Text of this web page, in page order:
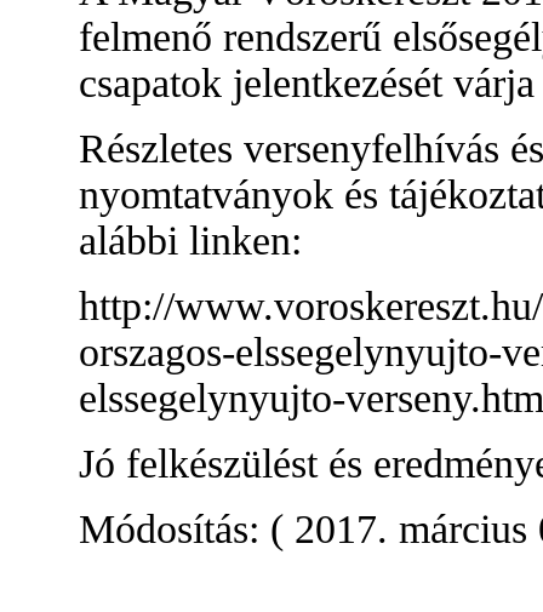
felmenő rendszerű
csapatok jelentkezését
Részletes versenyfelhívás
nyomtatványok és
alábbi linken:
http://
orszagos-elssegelynyujto-
elssegelynyujto-
Jó felkészülést és
Módosítás: ( 2017.